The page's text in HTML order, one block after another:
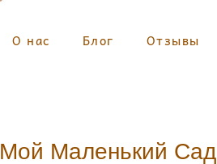
О нас Блог Отзывы
Мой Маленький Сад